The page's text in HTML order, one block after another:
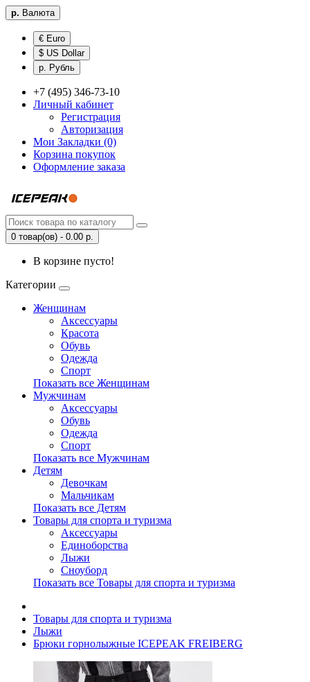
р. Валюта
€ Euro
$ US Dollar
р. Рубль
+7 (495) 346-73-10
Личный кабинет
Регистрация
Авторизация
Мои Закладки (0)
Корзина покупок
Оформление заказа
0 товар(ов) - 0.00 р.
В корзине пусто!
Категории
Женщинам
Аксессуары
Красота
Обувь
Одежда
Спорт
Показать все Женщинам
Мужчинам
Аксессуары
Обувь
Одежда
Спорт
Показать все Мужчинам
Детям
Девочкам
Мальчикам
Показать все Детям
Товары для спорта и туризма
Аксессуары
Единоборства
Лыжи
Сноуборд
Показать все Товары для спорта и туризма
Товары для спорта и туризма
Лыжи
Брюки горнолыжные ICEPEAK FREIBERG